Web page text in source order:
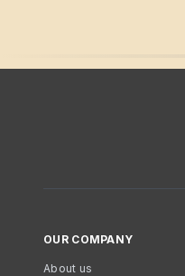
OUR COMPANY
About us